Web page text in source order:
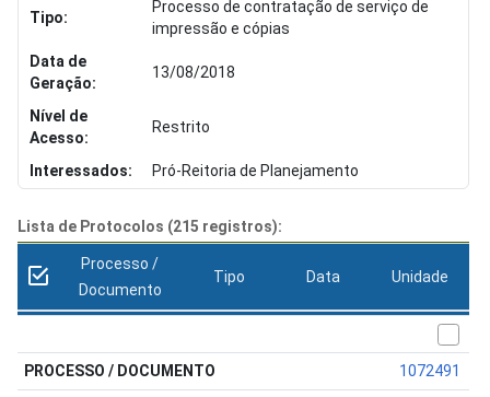
Tipo:
Processo de contratação de serviço de
impressão e cópias
Data de
Geração:
13/08/2018
Nível de
Acesso:
Restrito
Interessados: Pró-Reitoria de Planejamento
Lista de Protocolos (215 registros):
Processo /
Documento
Tipo Data Unidade
1072491